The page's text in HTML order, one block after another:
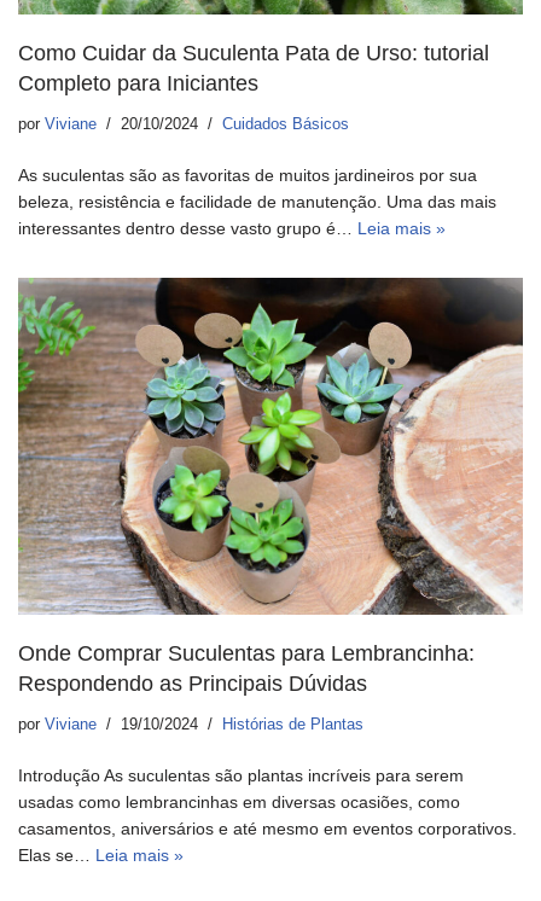
Como Cuidar da Suculenta Pata de Urso: tutorial
Completo para Iniciantes
por Viviane 20/10/2024 Cuidados Básicos
As suculentas são as favoritas de muitos jardineiros por sua
beleza, resistência e facilidade de manutenção. Uma das mais
interessantes dentro desse vasto grupo é… Leia mais »
Onde Comprar Suculentas para Lembrancinha:
Respondendo as Principais Dúvidas
por Viviane 19/10/2024 Histórias de Plantas
Introdução As suculentas são plantas incríveis para serem
usadas como lembrancinhas em diversas ocasiões, como
casamentos, aniversários e até mesmo em eventos corporativos.
Elas se… Leia mais »